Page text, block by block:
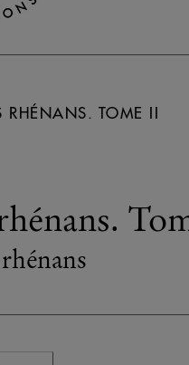
RHÉNANS. TOME II